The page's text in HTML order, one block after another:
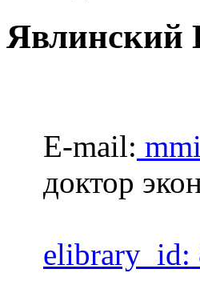
Явлинский
E-mail:
доктор
elibrary_id: